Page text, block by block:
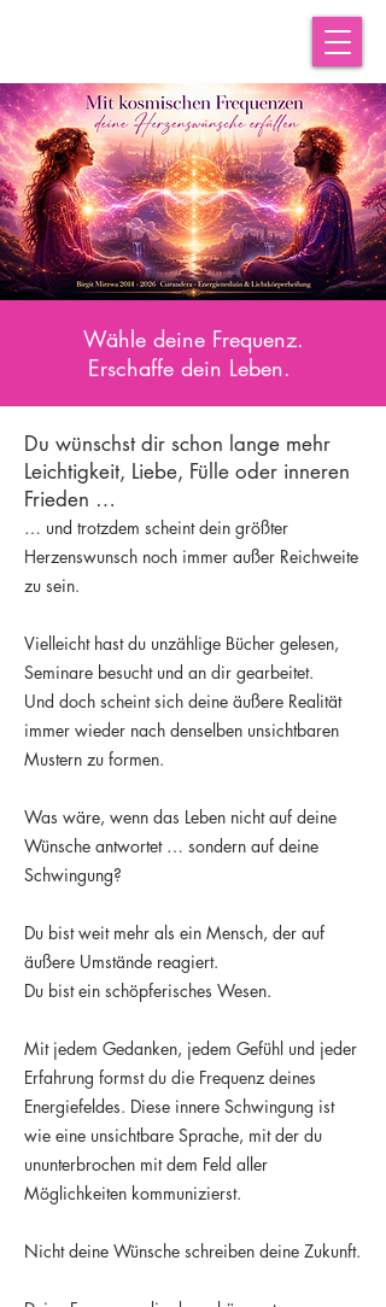
Wähle deine Frequenz.
Erschaffe dein Leben.
Du wünschst dir schon lange mehr
Leichtigkeit, Liebe, Fülle oder inneren
Frieden …
… und trotzdem scheint dein größter
Herzenswunsch noch immer außer Reichweite
zu sein.
Vielleicht hast du unzählige Bücher gelesen,
Seminare besucht und an dir gearbeitet.
Und doch scheint sich deine äußere Realität
immer wieder nach denselben unsichtbaren
Mustern zu formen.
Was wäre, wenn das Leben nicht auf deine
Wünsche antwortet … sondern auf deine
Schwingung?
Du bist weit mehr als ein Mensch, der auf
äußere Umstände reagiert.
Du bist ein schöpferisches Wesen.
Mit jedem Gedanken, jedem Gefühl und jeder
Erfahrung formst du die Frequenz deines
Energiefeldes. Diese innere Schwingung ist
wie eine unsichtbare Sprache, mit der du
ununterbrochen mit dem Feld aller
Möglichkeiten kommunizierst.
Nicht deine Wünsche schreiben deine Zukunft.